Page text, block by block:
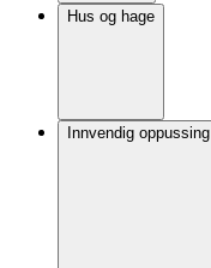
Hus og hage
Innvendig oppussing